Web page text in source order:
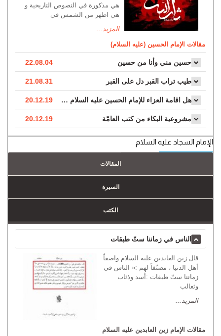
هي مذكورة في النصوص التاريخية و
هي اظهر من الشمس في
المزيد...
مقالات الإمام الحسين (عليه السلام)
22.08.04 حسين مني وأنا من حسين
21.08.31 طيب تراب القبر دل على القبر
20.12.19 هل اقامة العزاء للإمام الحسين عليه السلام بدعة ؟
20.12.19 مشروعية البكاء من كتب العامّة
الإمام السجاد عليه السلام
المقالات
السيرة
الكتب
الناس في زماننا ستّ طبقات
قال زين العابدين عليه السلام واصفاً
أهل الدنيا ، مصنّفاً لهم :« الناس في
زماننا ستّ طبقات :أُسد وذئاب
وثعالب
المزيد...
مقالات الإمام زين العابدين عليه السلام